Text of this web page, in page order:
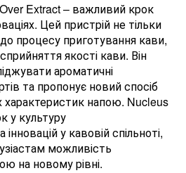
Extract – важливий крок
Цей пристрій не тільки
процесу приготування кави,
якості кави. Він
ароматичні
та пропонує новий спосіб
напою. Nucleus
у культуру
у кавовій спільноті,
можливість
на новому рівні.